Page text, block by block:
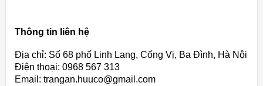
Thông tin liên hệ
Địa chỉ: Số 68 phố Linh Lang, Cống Vị, Ba Đình, Hà Nội
Điện thoại: 0968 567 313
Email: trangan.huuco@gmail.com